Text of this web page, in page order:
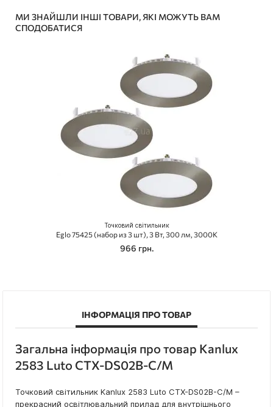
МИ ЗНАЙШЛИ ІНШІ ТОВАРИ, ЯКІ МОЖУТЬ ВАМ
СПОДОБАТИСЯ
Точковий світильник
Eglo 75425 (набор из 3 шт), 3 Вт, 300 лм, 3000K
966 грн.
ІНФОРМАЦІЯ ПРО ТОВАР
Загальна інформація про товар Kanlux
2583 Luto CTX-DS02B-C/M
Точковий світильник Kanlux 2583 Luto CTX-DS02B-C/M –
прекрасний освітлювальний прилад для внутрішнього